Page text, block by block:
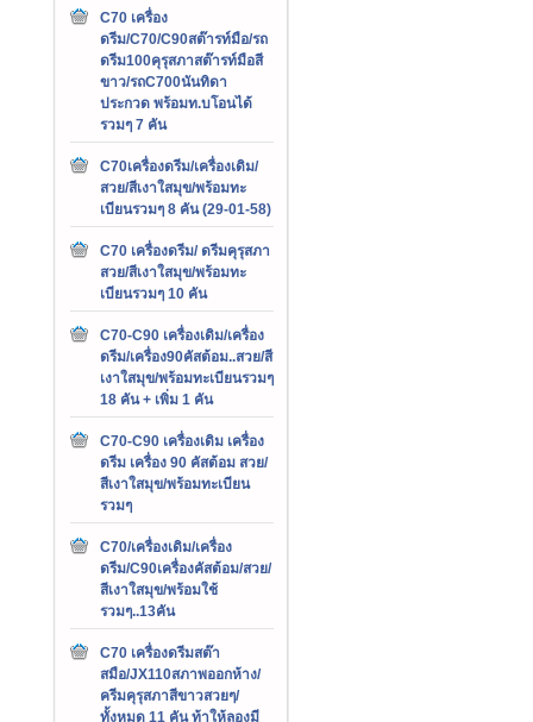
C70 เครื่อง
ดรีม/C70/C90สต๊ารท์มือ/รถ
ดรีม100คุรุสภาสต๊ารท์มือสี
ขาว/รถC700นันทิดา
ประกวด พร้อมท.บโอนได้
รวมๆ 7 คัน
C70เครื่องดรีม/เครื่องเดิม/
สวย/สีเงาใสมุข/พร้อมทะ
เบียนรวมๆ 8 คัน (29-01-58)
C70 เครื่องดรีม/ ดรีมคุรุสภา
สวย/สีเงาใสมุข/พร้อมทะ
เบียนรวมๆ 10 คัน
C70-C90 เครื่องเดิม/เครื่อง
ดรีม/เครื่อง90คัสต้อม..สวย/สี
เงาใสมุข/พร้อมทะเบียนรวมๆ
18 คัน + เพิ่ม 1 คัน
C70-C90 เครื่องเดิม เครื่อง
ดรีม เครื่อง 90 คัสต้อม สวย/
สีเงาใสมุข/พร้อมทะเบียน
รวมๆ
C70/เครื่องเดิม/เครื่อง
ดรีม/C90เครื่องคัสต้อม/สวย/
สีเงาใสมุข/พร้อมใช้
รวมๆ..13คัน
C70 เครื่องดรีมสต๊า
สมือ/JX110สภาพออกห้าง/
ครีมคุรุสภาสีขาวสวยๆ/
ทั้งหมด 11 คัน ท้าให้ลองมี